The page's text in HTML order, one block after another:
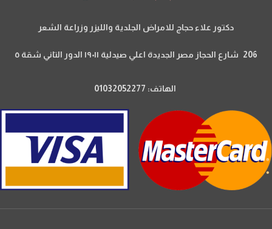
دكتور علاء حجاج للامراض الجلدية والليزر وزراعة الشعر
206 شارع الحجاز مصر الجديدة اعلي صيدلية ١٩٠١١ الدور التاني شقة ٥
الهاتف: 01032052277